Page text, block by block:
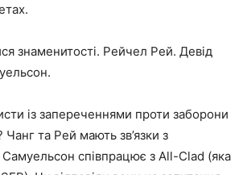
знаменитості. Рейчел Рей. Девід
із запереченнями проти заборони
Чанг та Рей мають зв’язки з
співпрацює з All-Clad (яка